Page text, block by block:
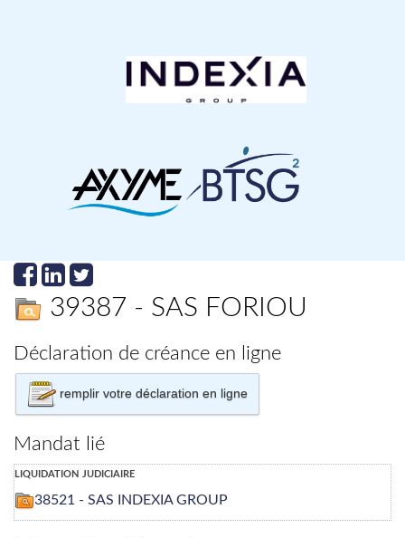
39387 - SAS FORIOU
Déclaration de créance en ligne
remplir votre déclaration en ligne
Mandat lié
liquidation judiciaire
38521 - SAS INDEXIA GROUP